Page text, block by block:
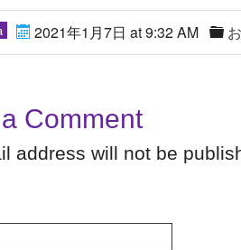
2021年1月7日 at 9:32 AM
Comment
address will not be